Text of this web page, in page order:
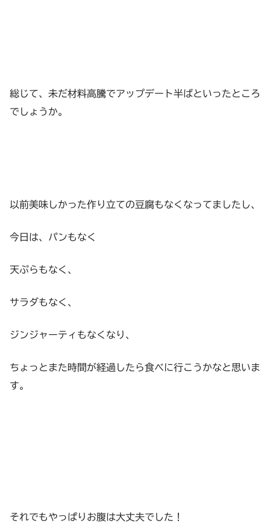
総じて、未だ材料高騰でアップデート半ばといったところ
でしょうか。
以前美味しかった作り立ての豆腐もなくなってましたし、
今日は、パンもなく
天ぷらもなく、
サラダもなく、
ジンジャーティもなくなり、
ちょっとまた時間が経過したら食べに行こうかなと思いま
す。
それでもやっぱりお腹は大丈夫でした！